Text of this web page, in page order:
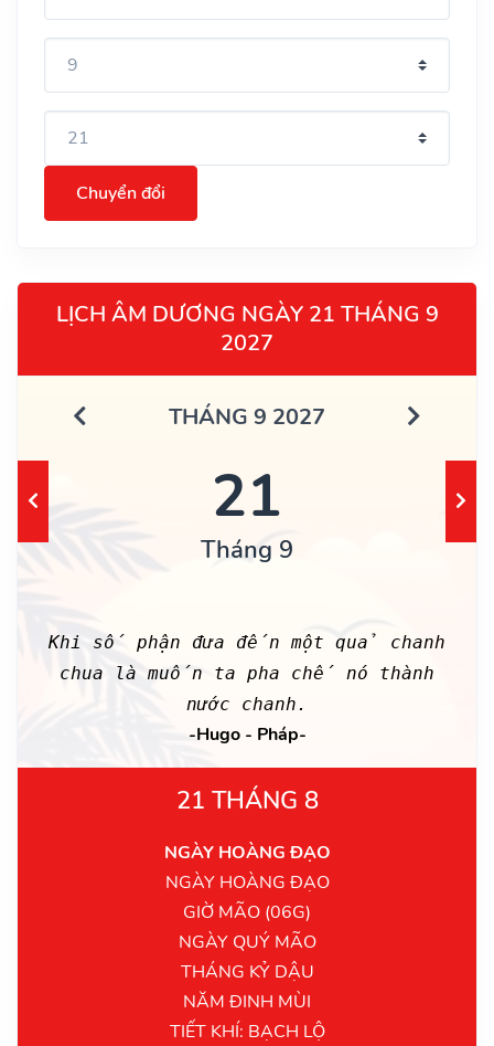
Chuyển đổi
LỊCH ÂM DƯƠNG NGÀY 21 THÁNG 9
2027
THÁNG 9 2027
21
Tháng 9
Khi số phận đưa đến một quả chanh
chua là muốn ta pha chế nó thành
nước chanh.
-Hugo - Pháp-
21 THÁNG 8
NGÀY HOÀNG ĐẠO
NGÀY HOÀNG ĐẠO
GIỜ MÃO (06G)
NGÀY QUÝ MÃO
THÁNG KỶ DẬU
NĂM ĐINH MÙI
TIẾT KHÍ: BẠCH LỘ